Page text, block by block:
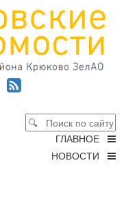
ГЛАВНОЕ
НОВОСТИ